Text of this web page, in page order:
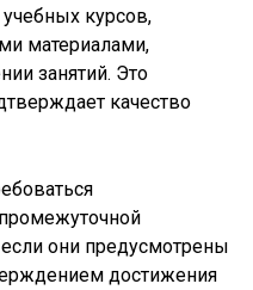
курсов,
материалами,
занятий. Это
качество
если они предусмотрены
достижения